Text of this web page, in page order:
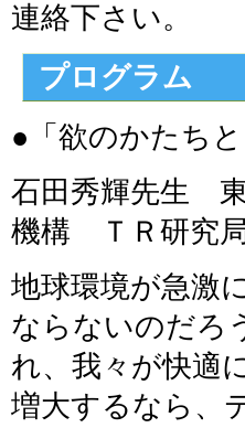
連絡下さい。
プログラム
●「欲のかたち
石田秀輝先生
機構 ＴＲ研究
地球環境が急激
ならないのだろ
れ、我々が快適
増大するなら、